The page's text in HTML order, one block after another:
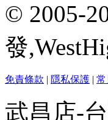
© 2005-
發
免責條款 | 隱私保護 | 常
武昌店-